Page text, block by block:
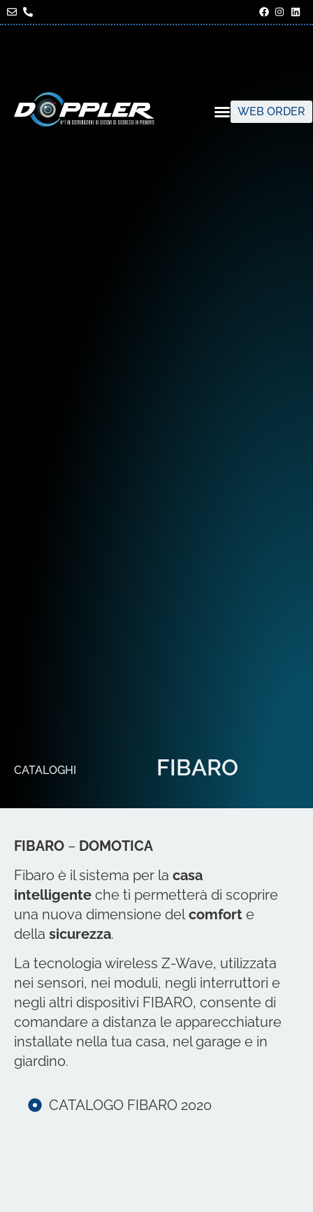
WEB ORDER
CATALOGHI FIBARO
FIBARO – DOMOTICA
Fibaro è il sistema per la casa
intelligente che ti permetterà di scoprire
una nuova dimensione delcomfort e
della sicurezza.
La tecnologia wireless Z-Wave, utilizzata
nei sensori, nei moduli, negli interruttori e
negli altri dispositivi FIBARO, consente di
comandare a distanza le apparecchiature
installate nella tua casa, nel garage e in
giardino.
CATALOGO FIBARO 2020